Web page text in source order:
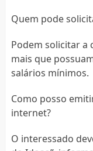
Quem pode
Podem solicitar a
mais que
salários mínimos.
Como posso
internet?
O interessado